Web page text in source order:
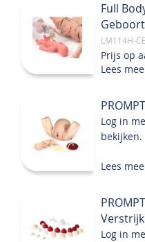
Full
LM114H-CE
Prijs op
Lees
Log in
bekijken.
Lees
Log in